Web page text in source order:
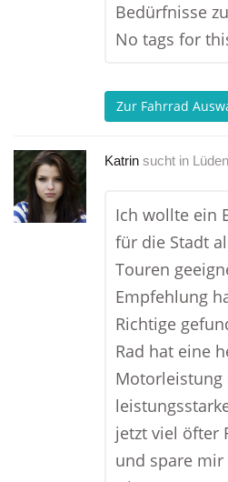
Bedürfnisse
No tags for
Zur Fahrrad
Katrin sucht in
Ich wollte ein
für die Stadt
Touren
Empfehlung
Richtige
Rad hat eine
Motorleistung
jetzt viel öfter
und spare